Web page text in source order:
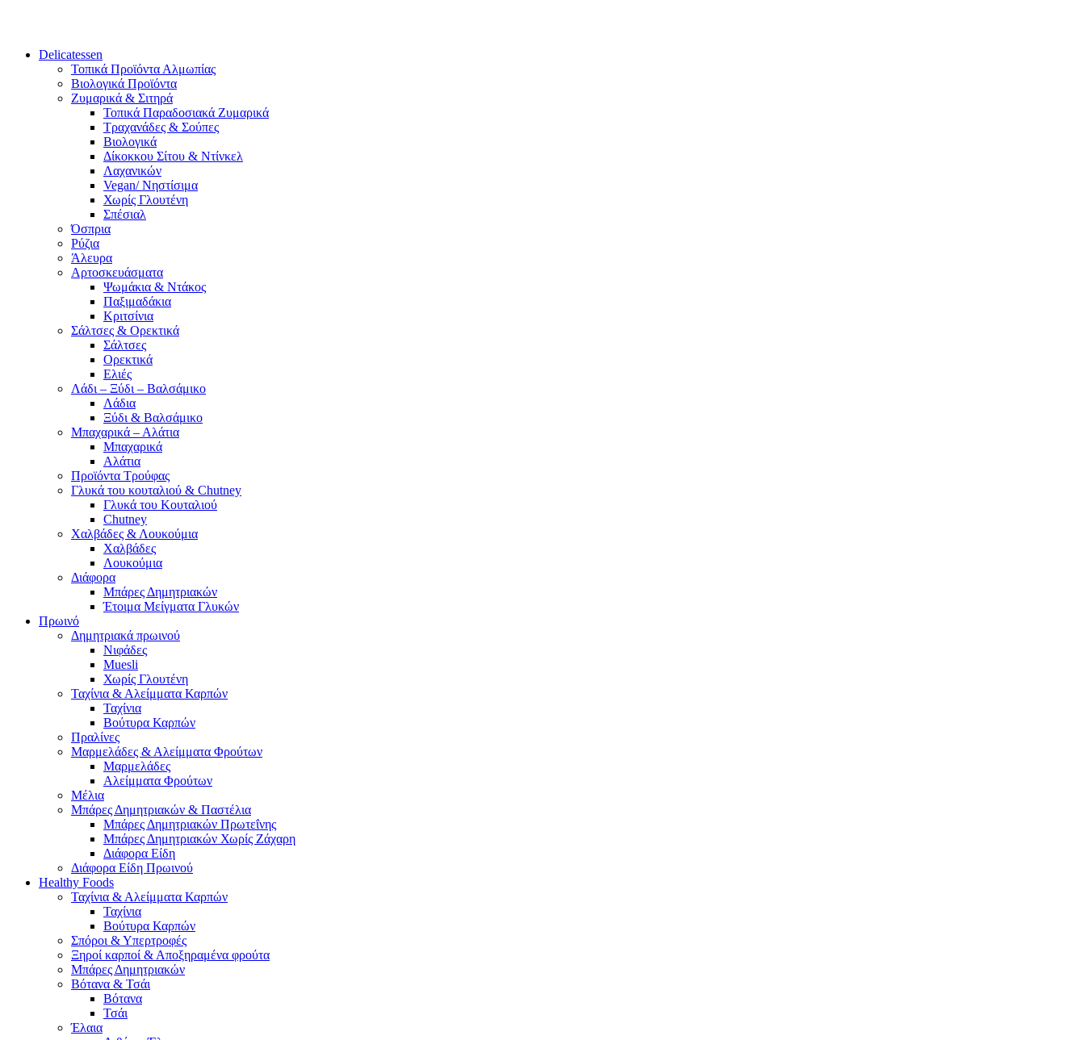
Delicatessen
Τοπικά Προϊόντα Αλμωπίας
Βιολογικά Προϊόντα
Ζυμαρικά & Σιτηρά
Τοπικά Παραδοσιακά Ζυμαρικά
Τραχανάδες & Σούπες
Βιολογικά
Δίκοκκου Σίτου & Ντίνκελ
Λαχανικών
Vegan/ Νηστίσιμα
Χωρίς Γλουτένη
Σπέσιαλ
Όσπρια
Ρύζια
Άλευρα
Αρτοσκευάσματα
Ψωμάκια & Ντάκος
Παξιμαδάκια
Κριτσίνια
Σάλτσες & Ορεκτικά
Σάλτσες
Ορεκτικά
Ελιές
Λάδι – Ξύδι – Βαλσάμικο
Λάδια
Ξύδι & Βαλσάμικο
Μπαχαρικά – Αλάτια
Μπαχαρικά
Αλάτια
Προϊόντα Τρούφας
Γλυκά του κουταλιού & Chutney
Γλυκά του Κουταλιού
Chutney
Χαλβάδες & Λουκούμια
Χαλβάδες
Λουκούμια
Διάφορα
Μπάρες Δημητριακών
Έτοιμα Μείγματα Γλυκών
Πρωινό
Δημητριακά πρωινού
Νιφάδες
Muesli
Χωρίς Γλουτένη
Ταχίνια & Αλείμματα Καρπών
Ταχίνια
Βούτυρα Καρπών
Πραλίνες
Μαρμελάδες & Αλείμματα Φρούτων
Μαρμελάδες
Αλείμματα Φρούτων
Μέλια
Μπάρες Δημητριακών & Παστέλια
Μπάρες Δημητριακών Πρωτεΐνης
Μπάρες Δημητριακών Χωρίς Ζάχαρη
Διάφορα Είδη
Διάφορα Είδη Πρωινού
Healthy Foods
Ταχίνια & Αλείμματα Καρπών
Ταχίνια
Βούτυρα Καρπών
Σπόροι & Υπερτροφές
Ξηροί καρποί & Αποξηραμένα φρούτα
Μπάρες Δημητριακών
Βότανα & Τσάι
Βότανα
Τσάι
Έλαια